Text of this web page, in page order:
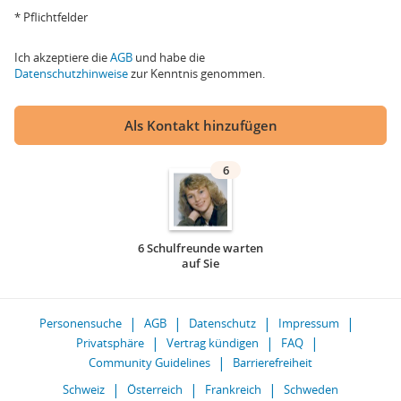
* Pflichtfelder
Ich akzeptiere dieAGB und habe die
Datenschutzhinweisezur Kenntnis genommen.
Als Kontakt hinzufügen
6
6 Schulfreunde warten
auf Sie
Personensuche AGB Datenschutz
Impressum
Privatsphäre
Vertrag kündigen
FAQ
Community Guidelines
Barrierefreiheit
Schweiz
Österreich Frankreich Schweden